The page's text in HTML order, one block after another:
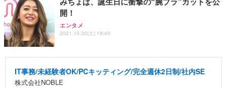
開！
エンタメ
2021.10.30(土) 18:40
IT事務/未経験者OK/PCキッティング/完全週休2日制/社内SE
株式会社NOBLE